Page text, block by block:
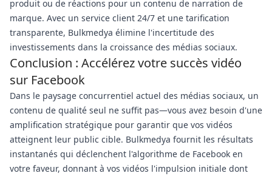
produit ou de réactions pour un contenu de narration de
marque. Avec un service client 24/7 et une tarification
transparente, Bulkmedya élimine l'incertitude des
investissements dans la croissance des médias sociaux.
Conclusion : Accélérez votre succès vidéo
sur Facebook
Dans le paysage concurrentiel actuel des médias sociaux, un
contenu de qualité seul ne suffit pas—vous avez besoin d'une
amplification stratégique pour garantir que vos vidéos
atteignent leur public cible. Bulkmedya fournit les résultats
instantanés qui déclenchent l'algorithme de Facebook en
votre faveur, donnant à vos vidéos l'impulsion initiale dont